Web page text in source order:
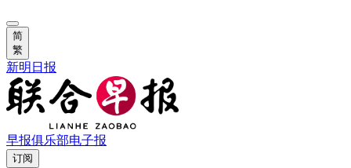
简
繁
新明日报
早报俱乐部电子报
订阅